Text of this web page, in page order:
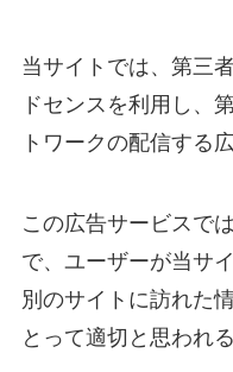
当サイトでは、第三
ドセンスを利用し、
トワークの配信する
この広告サービスで
で、ユーザーが当サ
別のサイトに訪れた
とって適切と思われ